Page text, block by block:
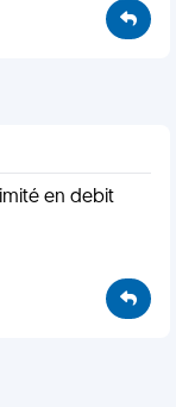
en debit